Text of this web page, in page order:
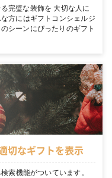
完璧な装飾を 大切な人に
方にはギフトコンシェルジ
シーンにぴったりのギフト
切なギフトを表示
索機能がついています。